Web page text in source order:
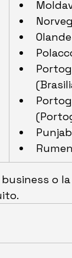
o